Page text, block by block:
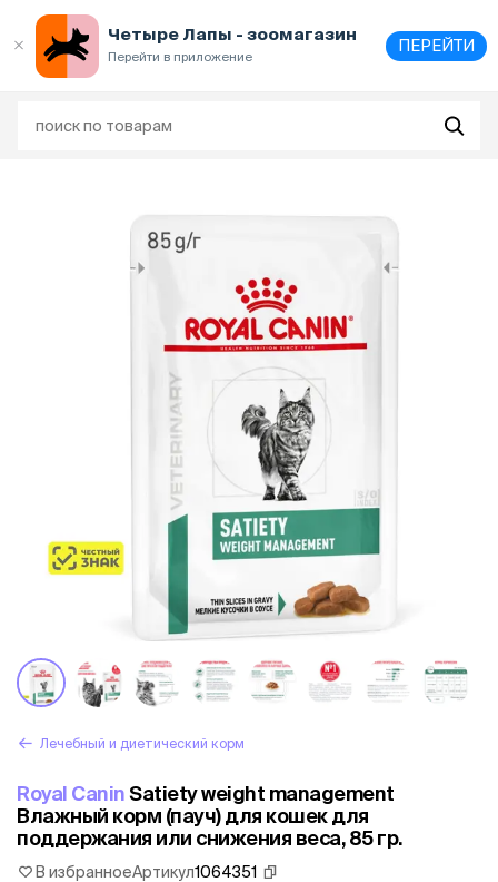
Четыре Лапы - зоомагазин
Перейти в приложение
ПЕРЕЙТИ
Лечебный и диетический корм
Royal CaninSatiety weight management
Влажный корм (пауч) для кошек для
поддержания или снижения веса, 85 гр.
В избранноеАртикул1064351